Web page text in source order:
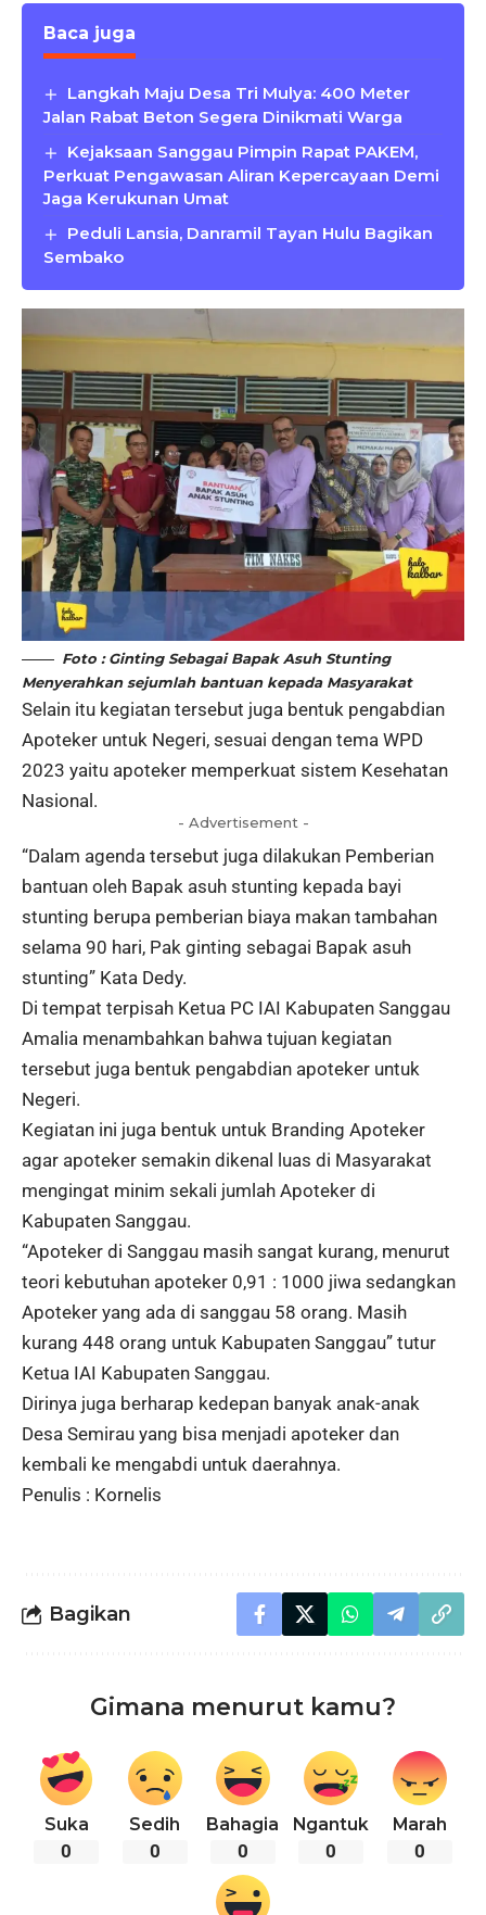
Baca juga
Langkah Maju Desa Tri Mulya: 400 Meter
Jalan Rabat Beton Segera Dinikmati Warga
Kejaksaan Sanggau Pimpin Rapat PAKEM,
Perkuat Pengawasan Aliran Kepercayaan Demi
Jaga Kerukunan Umat
Peduli Lansia, Danramil Tayan Hulu Bagikan
Sembako
Foto : Ginting Sebagai Bapak Asuh Stunting
Menyerahkan sejumlah bantuan kepada Masyarakat
Selain itu kegiatan tersebut juga bentuk pengabdian
Apoteker untuk Negeri, sesuai dengan tema WPD
2023 yaitu apoteker memperkuat sistem Kesehatan
Nasional.
- Advertisement -
“Dalam agenda tersebut juga dilakukan Pemberian
bantuan oleh Bapak asuh stunting kepada bayi
stunting berupa pemberian biaya makan tambahan
selama 90 hari, Pak ginting sebagai Bapak asuh
stunting” Kata Dedy.
Di tempat terpisah Ketua PC IAI Kabupaten Sanggau
Amalia menambahkan bahwa tujuan kegiatan
tersebut juga bentuk pengabdian apoteker untuk
Negeri.
Kegiatan ini juga bentuk untuk Branding Apoteker
agar apoteker semakin dikenal luas di Masyarakat
mengingat minim sekali jumlah Apoteker di
Kabupaten Sanggau.
“Apoteker di Sanggau masih sangat kurang, menurut
teori kebutuhan apoteker 0,91 : 1000 jiwa sedangkan
Apoteker yang ada di sanggau 58 orang. Masih
kurang 448 orang untuk Kabupaten Sanggau” tutur
Ketua IAI Kabupaten Sanggau.
Dirinya juga berharap kedepan banyak anak-anak
Desa Semirau yang bisa menjadi apoteker dan
kembali ke mengabdi untuk daerahnya.
Penulis : Kornelis
Bagikan
Gimana menurut kamu?
Suka
0
Sedih
0
Bahagia
0
Ngantuk
0
Marah
0